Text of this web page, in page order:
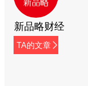
新品略财经
TA的文章